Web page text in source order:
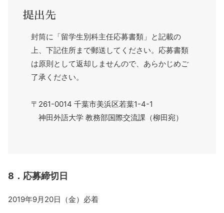
提出先
封筒に「留学生別科主任応募書類」と記載の
上、下記住所まで郵送してください。応募書類
は原則として返却しませんので、あらかじめご
了承ください。
〒261-0014 千葉市美浜区若葉1-4-1
神田外語大学 教務部国際交流課（柳田宛）
8．応募締切日
2019年9月20日（金）必着